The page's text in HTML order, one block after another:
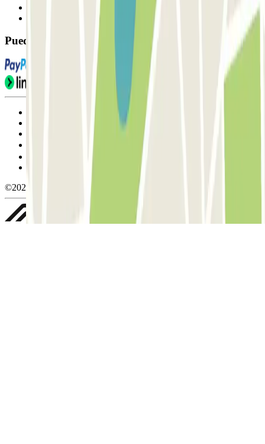
Puedes utilizar estos métodos de pago:
Condiciones de uso y contratación
Condiciones de cancelación
Política de cookies
Gestionar cookies
Política de privacidad
©2026 Parclick. All rights reserved